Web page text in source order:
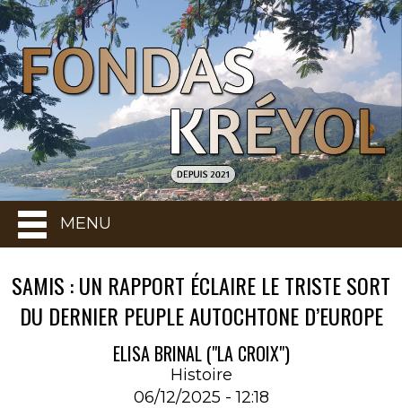
MENU
SAMIS : UN RAPPORT ÉCLAIRE LE TRISTE SORT
DU DERNIER PEUPLE AUTOCHTONE D’EUROPE
ELISA BRINAL ("LA CROIX")
Histoire
06/12/2025 - 12:18